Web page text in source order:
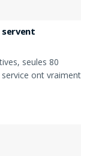
seules 80
ont vraiment